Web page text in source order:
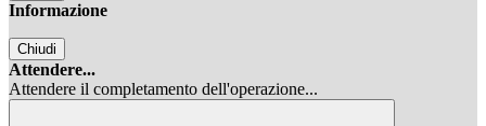
Informazione
Chiudi
Attendere...
Attendere il completamento dell'operazione...